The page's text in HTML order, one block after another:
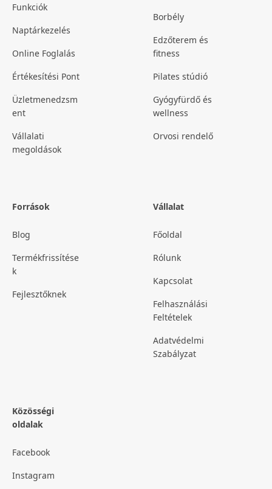
Funkciók
Naptárkezelés
Online Foglalás
Értékesítési Pont
Üzletmenedzsm
ent
Vállalati
megoldások
Borbély
Edzőterem és
fitness
Pilates stúdió
Gyógyfürdő és
wellness
Orvosi rendelő
Források
Blog
Termékfrissítése
k
Fejlesztőknek
Vállalat
Főoldal
Rólunk
Kapcsolat
Felhasználási
Feltételek
Adatvédelmi
Szabályzat
Közösségi
oldalak
Facebook
Instagram